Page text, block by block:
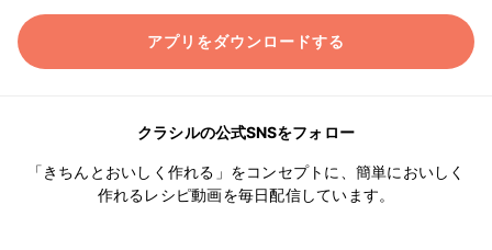
アプリをダウンロードする
クラシルの公式SNSをフォロー
「きちんとおいしく作れる」をコンセプトに、簡単においしく
作れるレシピ動画を毎日配信しています。